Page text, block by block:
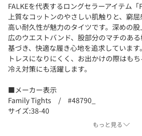
FALKEを代表するロングセラーアイテム「
上質なコットンのやさしい肌触りと、窮屈
高い耐久性が魅力のタイツです。深めの
広のウエストバンド、股部分のマチのあ
基づき、快適な履き心地を追求していま
トレスになりにくく、お出かけの際はも
冷え対策にも活躍します。
■メーカー表示
Family Tights / #48790_
サイズ:38-40
もっと見る